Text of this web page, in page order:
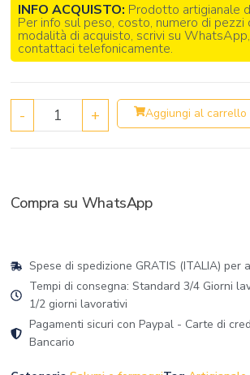
INFO ACQUISTO: Prodotto artigianale
Per info sul peso, costo, numero di pezzi
modalità di acquisto, scrivi su
contattaci telefonicamente.
- + Aggiungi al carrello
Compra su WhatsApp
Spese di spedizione GRATIS (ITALIA) per
Tempi di consegna: Standard 3/4 Giorni
1/2 giorni lavorativi
Pagamenti sicuri con Paypal - Carte di
Bancario